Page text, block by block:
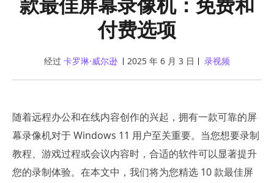
付费选项
经过 卡罗琳·威尔逊 2025 年 6 月 3 日 录视频
随着远程办公和在线内容创作的兴起，拥有一款可靠的屏
幕录像机对于 Windows 11 用户至关重要。当您想要录制
教程、游戏过程或会议内容时，合适的软件可以显著提升
您的录制体验。在本文中，我们将为您精选 10 款最佳屏